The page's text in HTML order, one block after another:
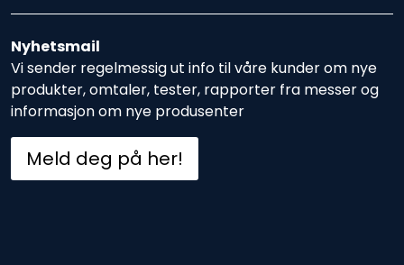
Nyhetsmail
Vi sender regelmessig ut info til våre kunder om nye
produkter, omtaler, tester, rapporter fra messer og
informasjon om nye produsenter
Meld deg på her!